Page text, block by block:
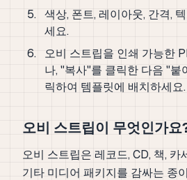
색상, 폰트, 레이아웃, 간격,
세요.
오비 스트립을 인쇄 가능한
나, "복사"를 클릭한 다음 "붙
릭하여 템플릿에 배치하세요.
오비 스트립이 무엇인가요
오비 스트립은 레코드, CD, 책, 카
기타 미디어 패키지를 감싸는 종